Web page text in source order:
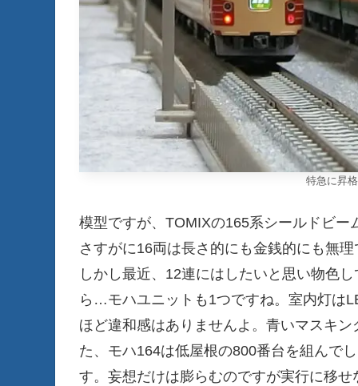
特急に昇
模型ですが、TOMIXの165系シールドビ
さすがに16両は長さ的にも金銭的にも無
しかし最近、12連にはしたいと思い物色
ら…モハユニットも1つですね。室内灯は
ほど違和感はありませんよ。青いマスキ
た、モハ164は低屋根の800番台を組んで
す。妄想だけは膨らむのですが実行に移せ